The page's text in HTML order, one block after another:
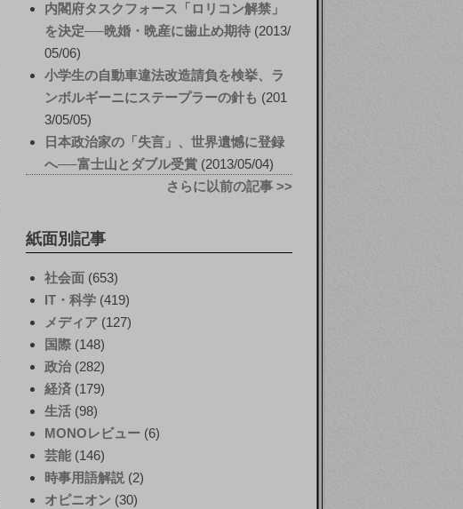
内閣府タスクフォース「ロリコン解禁」
を決定──晩婚・晩産に歯止め期待 2013/
05/06
小学生の自動車違法改造請負を検挙、ラ
ンボルギーニにステープラーの針も
201
3/05/05
日本政治家の「失言」、世界遺憾に登録
へ──富士山とダブル受賞 2013/05/04
さらに以前の記事 >>
紙面別記事
社会面 (653)
IT・科学 (419)
メディア (127)
国際 (148)
政治(282)
経済 (179)
生活 (98)
MONOレビュー (6)
芸能 (146)
時事用語解説 (2)
オピニオン (30)